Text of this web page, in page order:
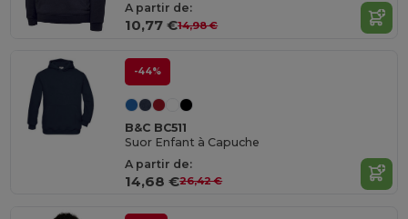
A partir de:
10,77 €14,98 €
-44%
B&C BC511
Suor Enfant à Capuche
A partir de:
14,68 €26,42 €